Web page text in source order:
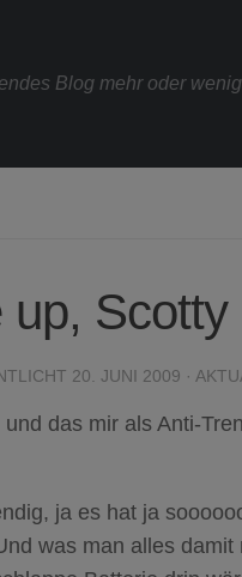
Blog mehr oder
up, Scotty
20. JUNI 2009 ·
das mir als Anti-
ja es hat ja
was man alles